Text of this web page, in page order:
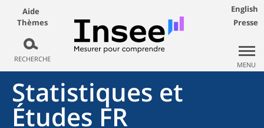
Aide
Thèmes
RECHERCHE
English
Presse
MENU
Statistiques et
Études FR